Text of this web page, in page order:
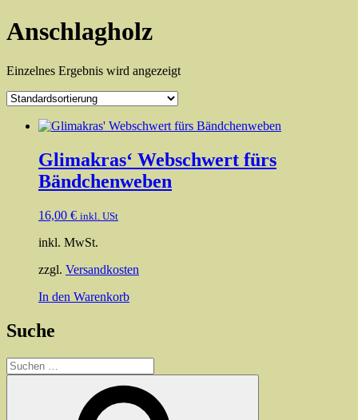
Anschlagholz
Einzelnes Ergebnis wird angezeigt
Glimakras‘ Webschwert fürs
Bändchenweben
16,00 € inkl. USt
inkl. MwSt.
zzgl. Versandkosten
In den Warenkorb
Suche
Suchen
nach: